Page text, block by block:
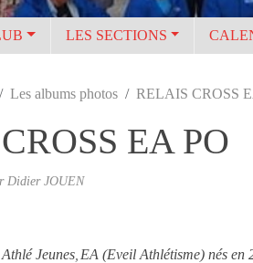
LES SECTIONS
Les albums photos RELAIS CROSS
EA PO
Didier JOUEN
Jeunes EA (Eveil Athlétisme) nés en